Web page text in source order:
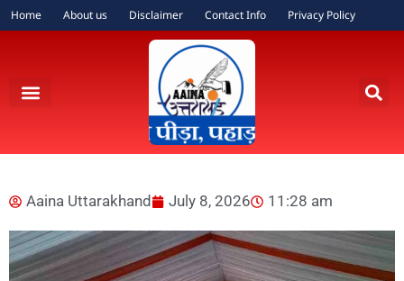
Home About us Disclaimer Contact Info Privacy Policy
Aaina Uttarakhand July 8, 2026 11:28 am